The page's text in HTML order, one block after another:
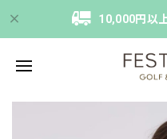
10,000円以